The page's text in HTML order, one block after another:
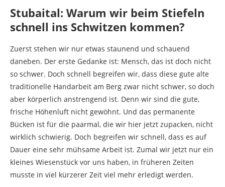
Stubaital: Warum wir beim Stiefeln
schnell ins Schwitzen kommen?
Zuerst stehen wir nur etwas staunend und schauend
daneben. Der erste Gedanke ist: Mensch, das ist doch nicht
so schwer. Doch schnell begreifen wir, dass diese gute alte
traditionelle Handarbeit am Berg zwar nicht schwer, so doch
aber körperlich anstrengend ist. Denn wir sind die gute,
frische Höhenluft nicht gewöhnt. Und das permanente
Bücken ist für die paarmal, die wir hier jetzt zupacken, nicht
wirklich schwierig. Doch begreifen wir schnell, dass es auf
Dauer eine sehr mühsame Arbeit ist. Zumal wir jetzt nur ein
kleines Wiesenstück vor uns haben, in früheren Zeiten
musste in viel kürzerer Zeit viel mehr erledigt werden.